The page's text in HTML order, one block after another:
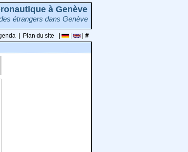
à Genève
étrangers dans Genève
Plan du site